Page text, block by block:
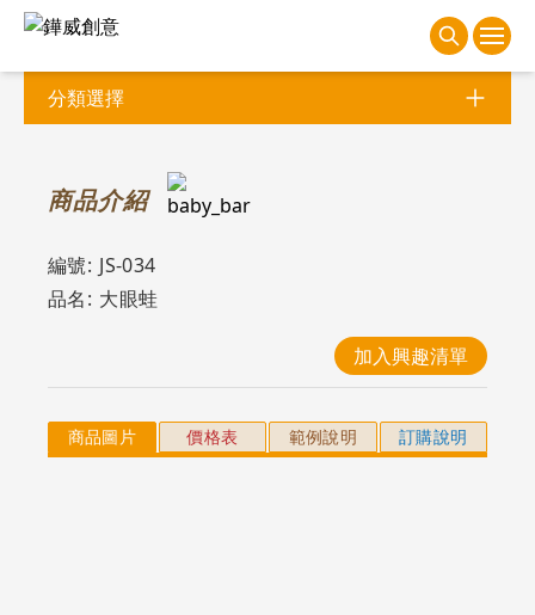
分類選擇
商品介紹
編號: JS-034
品名: 大眼蛙
加入興趣清單
商品圖片 價格表 範例說明 訂購說明